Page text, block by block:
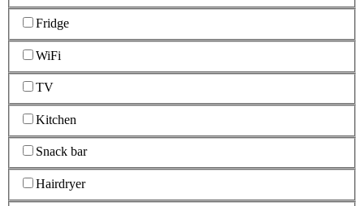
Fridge
WiFi
TV
Kitchen
Snack bar
Hairdryer